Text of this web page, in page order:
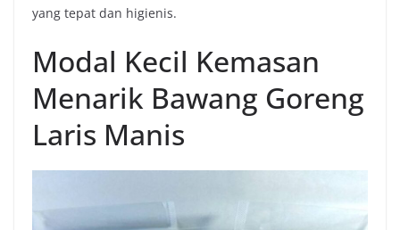
yang tepat dan higienis.
Modal Kecil Kemasan
Menarik Bawang Goreng
Laris Manis